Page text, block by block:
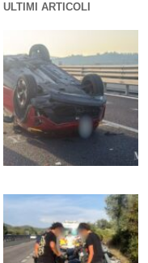
ULTIMI ARTICOLI